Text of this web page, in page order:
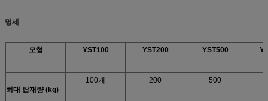
명세
모형 YST100 YST200 YST500
최대 탑재량 (kg)
100개 200 500